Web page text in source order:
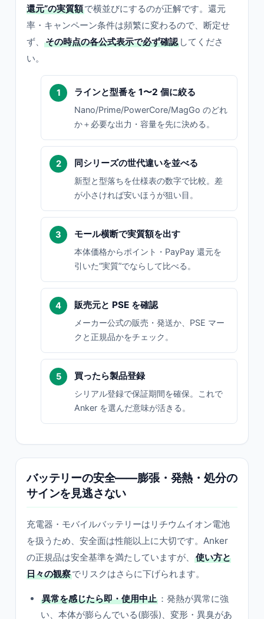
還元”の実質額で横並びにするのが正解です。還元
率・キャンペーン条件は頻繁に変わるので、断定せ
ず、
その時点の各公式表示で必ず確認 してくださ
い。
ラインと型番を 1〜2 個に絞る
Nano/Prime/PowerCore/MagGo のどれ
か＋必要な出力・容量を先に決める。
同シリーズの世代違いを並べる
新型と型落ちを仕様表の数字で比較。差
が小さければ安いほうが狙い目。
モール横断で実質額を出す
本体価格からポイント・PayPay 還元を
引いた“実質”でならして比べる。
販売元と PSE を確認
メーカー公式の販売・発送か、PSE マー
クと正規品かをチェック。
買ったら製品登録
シリアル登録で保証期間を確保。これで
Anker を選んだ意味が活きる。
バッテリーの安全——膨張・発熱・処分の
サインを見逃さない
充電器・モバイルバッテリーはリチウムイオン電池
を扱うため、安全面は性能以上に大切です。Anker
の正規品は安全基準を満たしていますが、
使い方と
日々の観察でリスクはさらに下げられます。
異常を感じたら即・使用中止 ：発熱が異常に強
い、本体が膨らんでいる(膨張)、変形・異臭があ